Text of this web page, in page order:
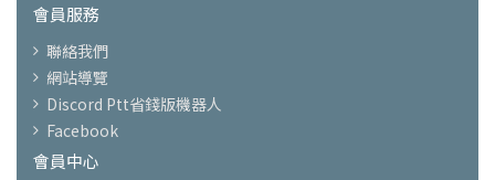
會員服務
聯絡我們
網站導覽
Discord Ptt省錢版機器人
Facebook
會員中心